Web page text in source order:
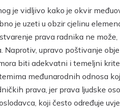
je vidljivo kako je okvir
je uzeti u obzir cjelinu
prava radnika ne
Naprotiv, upravo poštivanje
biti adekvatni i temeljni
međunarodnih odnosa
prava, jer prava ljudske
koji često određuje